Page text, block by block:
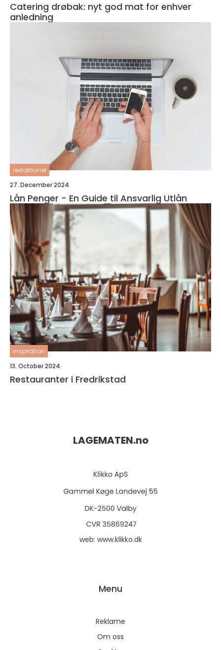
Catering drøbak: nyt god mat for enhver
anledning
redaktionel
27. December 2024
Lån Penger - En Guide til Ansvarlig Utlån
inspiration
13. October 2024
Restauranter i Fredrikstad
LAGEMATEN.no
web: www.klikko.dk
Menu
Reklame
Om oss